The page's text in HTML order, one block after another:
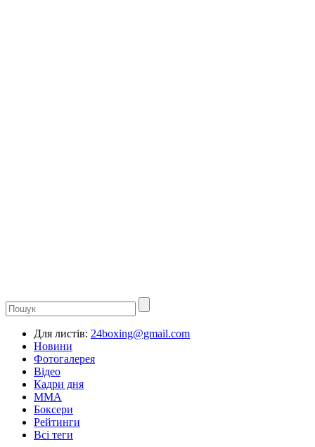
Для листів: 24boxing@gmail.com
Новини
Фотогалерея
Відео
Кадри дня
ММА
Боксери
Рейтинги
Всі теги